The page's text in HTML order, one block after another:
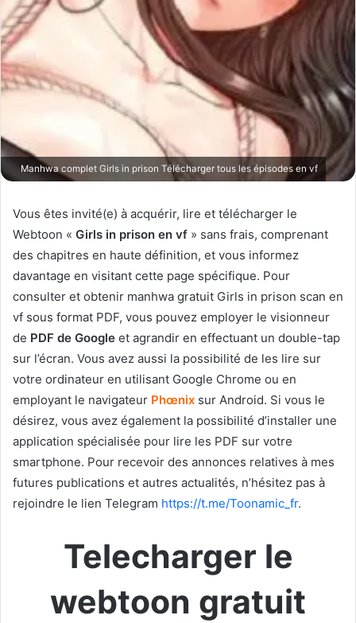
Manhwa complet Girls in prison Télécharger tous les épisodes en vf
Vous êtes invité(e) à acquérir, lire et télécharger le
Webtoon « Girls in prison en vf » sans frais, comprenant
des chapitres en haute définition, et vous informez
davantage en visitant cette page spécifique. Pour
consulter et obtenir manhwa gratuit Girls in prison scan en
vf sous format PDF, vous pouvez employer le visionneur
de PDF de Google et agrandir en effectuant un double-tap
sur l’écran. Vous avez aussi la possibilité de les lire sur
votre ordinateur en utilisant Google Chrome ou en
employant le navigateur Phœnix sur Android. Si vous le
désirez, vous avez également la possibilité d’installer une
application spécialisée pour lire les PDF sur votre
smartphone. Pour recevoir des annonces relatives à mes
futures publications et autres actualités, n’hésitez pas à
rejoindre le lien Telegram https://t.me/Toonamic_fr.
Telecharger le
webtoon gratuit